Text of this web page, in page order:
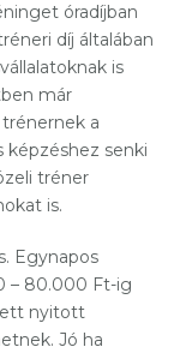
óradíjban
díj általában
is
már
a
képzéshez senki
tréner
is.
Egynapos
– 80.000 Ft-ig
nyitott
Jó ha